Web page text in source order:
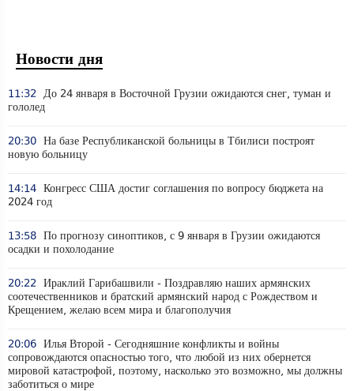
Новости дня
11:32
До 24 января в Восточной Грузии ожидаются снег, туман и
гололед
20:30 На базе Республиканской больницы в Тбилиси построят
новую больницу
14:14 Конгресс США достиг соглашения по вопросу бюджета на
2024 год
13:58 По прогнозу синоптиков, с 9 января в Грузии ожидаются
осадки и похолодание
20:22
Ираклий Гарибашвили - Поздравляю наших армянских
соотечественников и братский армянский народ с Рождеством и
Крещением, желаю всем мира и благополучия
20:06 Илья Второй - Сегодняшние конфликты и войны
сопровождаются опасностью того, что любой из них обернется
мировой катастрофой, поэтому, насколько это возможно, мы должны
заботиться о мире